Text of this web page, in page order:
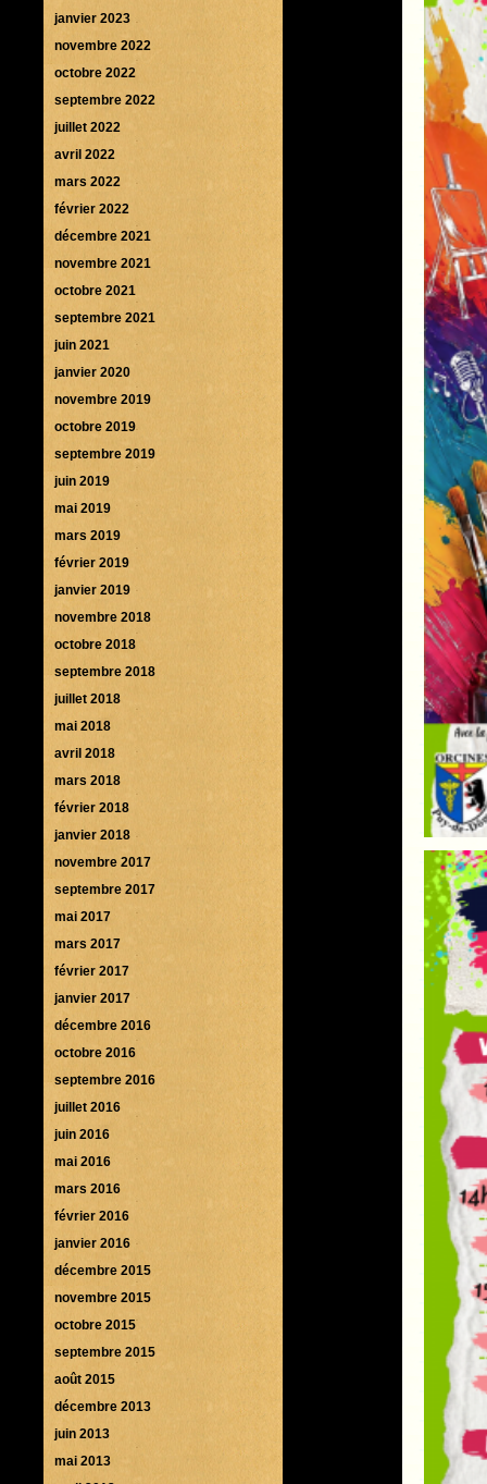
janvier 2023
novembre 2022
octobre 2022
septembre 2022
juillet 2022
avril 2022
mars 2022
février 2022
décembre 2021
novembre 2021
octobre 2021
septembre 2021
juin 2021
janvier 2020
novembre 2019
octobre 2019
septembre 2019
juin 2019
mai 2019
mars 2019
février 2019
janvier 2019
novembre 2018
octobre 2018
septembre 2018
juillet 2018
mai 2018
avril 2018
mars 2018
février 2018
janvier 2018
novembre 2017
septembre 2017
mai 2017
mars 2017
février 2017
janvier 2017
décembre 2016
octobre 2016
septembre 2016
juillet 2016
juin 2016
mai 2016
mars 2016
février 2016
janvier 2016
décembre 2015
novembre 2015
octobre 2015
septembre 2015
août 2015
décembre 2013
juin 2013
mai 2013